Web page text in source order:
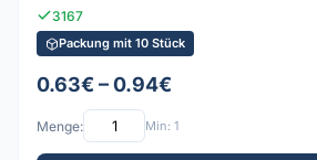
3167
Packung mit 10 Stück
0.63€ – 0.94€
Menge: Min: 1